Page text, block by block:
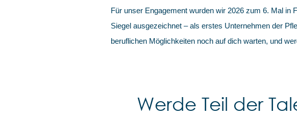
Für unser Engagement wurden wir 2026 zum 6. Mal
Siegel ausgezeichnet – als erstes Unternehmen der
beruflichen Möglichkeiten noch auf dich warten, und
Werde Teil der